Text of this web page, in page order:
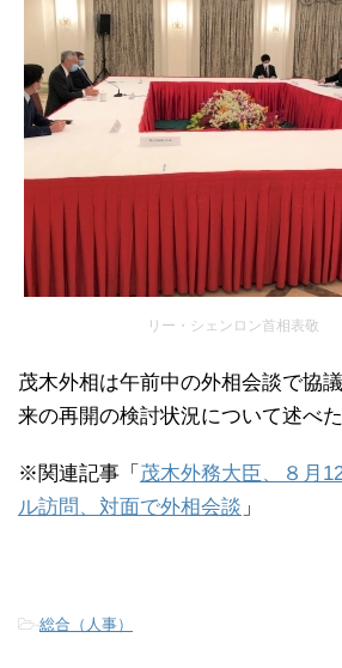
リー・シェンロン首相表敬
茂木外相は午前中の外相会談で協
来の再開の検討状況について述べた
※関連記事「 茂木外務大臣、８月
ル訪問、対面で外相会談 」
-総合（人事）